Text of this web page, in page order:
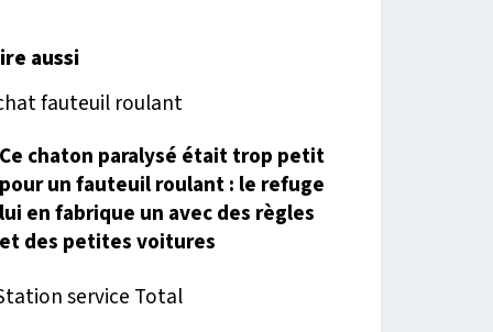
aussi
Ce chaton paralysé était trop petit
pour un fauteuil roulant : le refuge
lui en fabrique un avec des règles
et des petites voitures